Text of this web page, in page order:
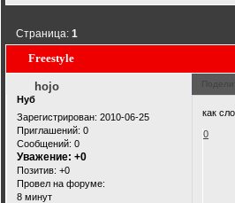
Freestyle
Страница:1
hojo
Нуб
Зарегистрирован: 2010-06-25
Приглашений: 0
Сообщений: 0
Уважение: +0
Позитив: +0
Провел на форуме:
8 минут
как
0